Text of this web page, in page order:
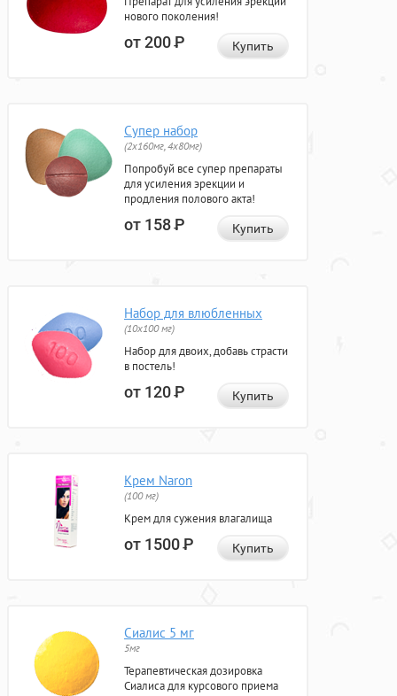
нового поколения!
от 200Р Купить
Супер набор
(2х160мг, 4х80мг)
Попробуй все супер препараты
для усиления эрекции и
продления полового акта!
от 158Р Купить
Набор для влюбленных
(10х100 мг)
Набор для двоих, добавь страсти
в постель!
от 120Р Купить
Крем Naron
(100 мг)
Крем для сужения влагалища
от 1500Р Купить
Сиалис 5 мг
5мг
Терапевтическая дозировка
Сиалиса для курсового приема